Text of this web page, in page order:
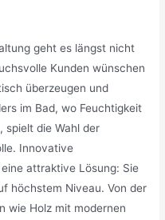
geht es längst nicht
Kunden wünschen
überzeugen und
im Bad, wo Feuchtigkeit
spielt die Wahl der
Innovative
attraktive Lösung: Sie
höchstem Niveau. Von der
wie Holz mit modernen